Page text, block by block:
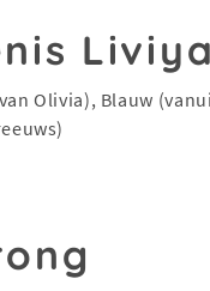
Liviya
Olivia), Blauw